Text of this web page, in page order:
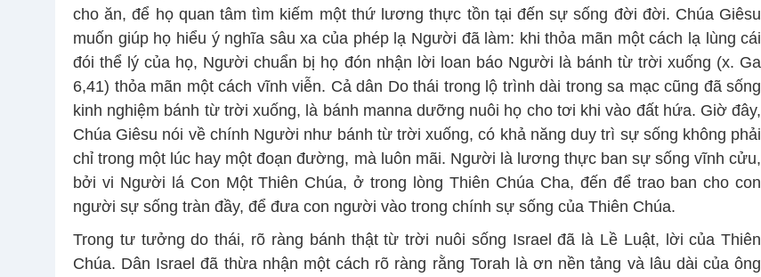
cho ăn, để họ quan tâm tìm kiếm một thứ lương thực tồn tại đến sự sống đời đời. Chúa Giêsu
muốn giúp họ hiểu ý nghĩa sâu xa của phép lạ Người đã làm: khi thỏa mãn một cách lạ lùng cái
đói thể lý của họ, Người chuẩn bị họ đón nhận lời loan báo Người là bánh từ trời xuống (x. Ga
6,41) thỏa mãn một cách vĩnh viễn. Cả dân Do thái trong lộ trình dài trong sa mạc cũng đã sống
kinh nghiệm bánh từ trời xuống, là bánh manna dưỡng nuôi họ cho tơi khi vào đất hứa. Giờ đây,
Chúa Giêsu nói về chính Người như bánh từ trời xuống, có khả năng duy trì sự sống không phải
chỉ trong một lúc hay một đoạn đường, mà luôn mãi. Người là lương thực ban sự sống vĩnh cửu,
bởi vi Người lá Con Một Thiên Chúa, ở trong lòng Thiên Chúa Cha, đến để trao ban cho con
người sự sống tràn đầy, để đưa con người vào trong chính sự sống của Thiên Chúa.
Trong tư tưởng do thái, rõ ràng bánh thật từ trời nuôi sống Israel đã là Lề Luật, lời của Thiên
Chúa. Dân Israel đã thừa nhận một cách rõ ràng rằng Torah là ơn nền tảng và lâu dài của ông